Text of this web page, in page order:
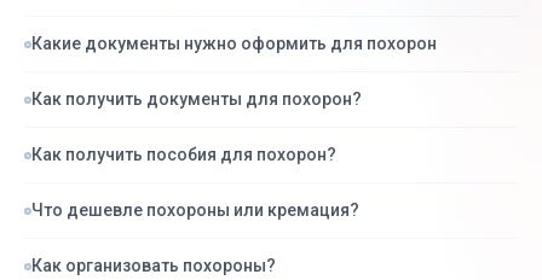
Какие документы нужно оформить для похорон
Как получить документы для похорон?
Как получить пособия для похорон?
Что дешевле похороны или кремация?
Как организовать похороны?